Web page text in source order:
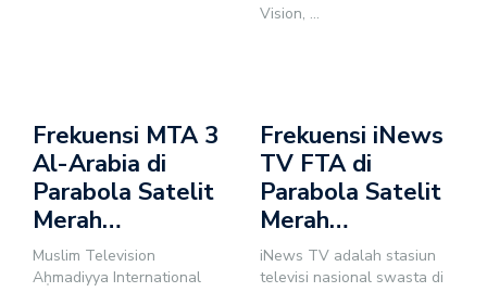
Vision, ...
Frekuensi MTA 3
Al-Arabia di
Parabola Satelit
Merah…
Muslim Television
Aḥmadiyya International
Frekuensi iNews
TV FTA di
Parabola Satelit
Merah…
iNews TV adalah stasiun
televisi nasional swasta di